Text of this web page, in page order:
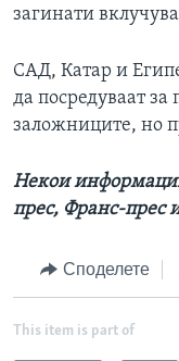
загинати
САД, Катар и
да посредуваат
заложниците, но
Некои
прес, Франс-прес и
Споделете
This item is part of